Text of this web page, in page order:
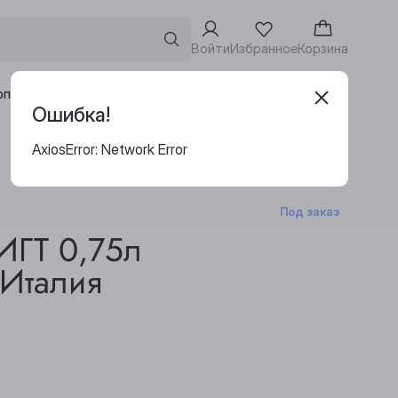
ВойтиИзбранноеКорзина
клиентам Адреса винотек
Под заказ
0,75л
Ошибка!
AxiosError: Network Error